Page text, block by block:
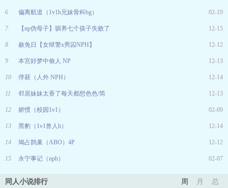
6 偏离航道（1v1h兄妹骨科bg） 02-19
7 【np伪母子】驯养七个孩子失败了 12-15
8 赦免日【女狱警x男囚NPH】 12-12
9 本宫好梦中偷人 NP 12-13
10 俘获（人外 NPH） 12-14
11 邻居妹妹太香了每天都想色色/简 12-13
12 娇惯（校园1v1） 02-09
13 黑豹（1v1兽人h） 12-14
14 鳩占鹊巢（ABO）4P 12-12
15 永宁事记（nph） 02-07
同人小说排行 周 月 总